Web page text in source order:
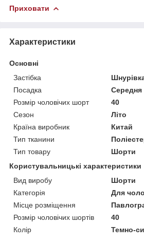
Приховати
Характеристики
Основні
Застібка
Посадка
Середня
Розмір чоловічих шорт
40
Сезон
Літо
Країна виробник
Китай
Тип тканини
Тип товару
Шорти
Користувальницькі характеристики
Вид виробу
Шорти
Категорія
Для
Місце розміщення
Розмір чоловічих шортів
40
Колір
Темно-